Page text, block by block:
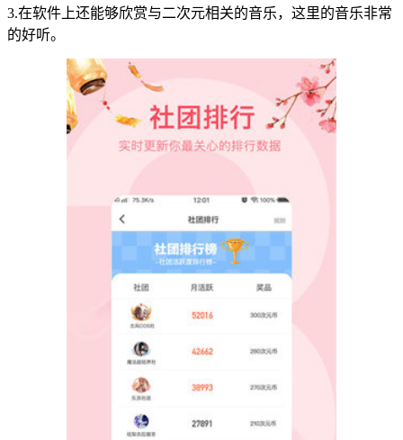
3.在软件上还能够欣赏与二次元相关的音乐，这里的音乐非常
的好听。